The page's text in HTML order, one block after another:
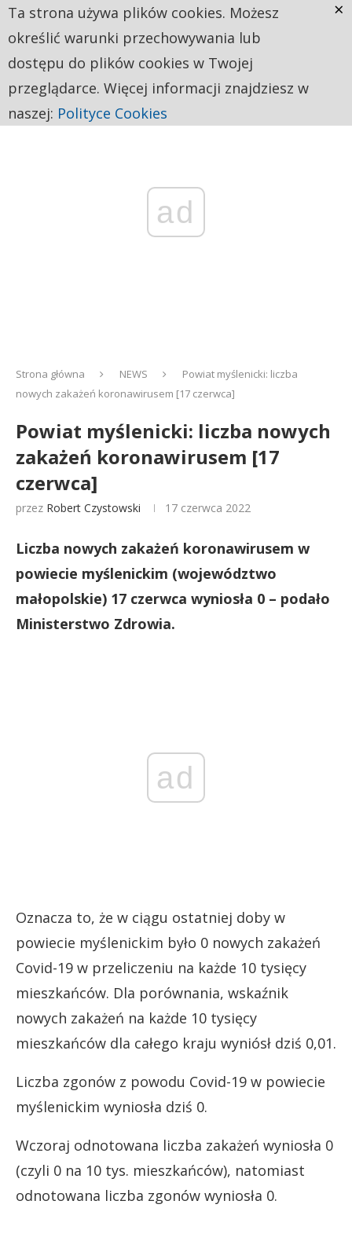
ad
Strona główna NEWS
Powiat myślenicki: liczba
nowych zakażeń koronawirusem [17 czerwca]
Powiat myślenicki: liczba nowych
zakażeń koronawirusem [17
czerwca]
przez Robert Czystowski 17 czerwca 2022
Liczba nowych zakażeń koronawirusem w
powiecie myślenickim (województwo
małopolskie) 17 czerwca wyniosła 0 – podało
Ministerstwo Zdrowia.
ad
Oznacza to, że w ciągu ostatniej doby w
powiecie myślenickim było 0 nowych zakażeń
Covid-19 w przeliczeniu na każde 10 tysięcy
mieszkańców. Dla porównania, wskaźnik
nowych zakażeń na każde 10 tysięcy
mieszkańców dla całego kraju wyniósł dziś 0,01.
Liczba zgonów z powodu Covid-19 w powiecie
myślenickim wyniosła dziś 0.
Wczoraj odnotowana liczba zakażeń wyniosła 0
(czyli 0 na 10 tys. mieszkańców), natomiast
odnotowana liczba zgonów wyniosła 0.
Ta strona używa plików cookies. Możesz
określić warunki przechowywania lub
dostępu do plików cookies w Twojej
przeglądarce. Więcej informacji znajdziesz w
naszej: Polityce Cookies
×